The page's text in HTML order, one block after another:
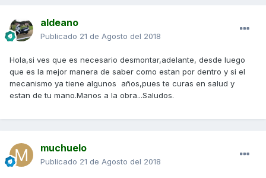
aldeano
Publicado 21 de Agosto del 2018
Hola,si ves que es necesario desmontar,adelante, desde luego
que es la mejor manera de saber como estan por dentro y si el
mecanismo ya tiene algunos años,pues te curas en salud y
estan de tu mano.Manos a la obra...Saludos.
muchuelo
Publicado 21 de Agosto del 2018